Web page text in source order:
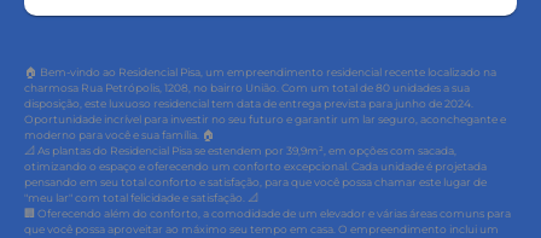
🏠 Bem-vindo ao Residencial Pisa, um empreendimento residencial recente localizado na
charmosa Rua Petrópolis, 1208, no bairro União. Com um total de 80 unidades a sua
disposição, este luxuoso residencial tem data de entrega prevista para junho de 2024.
Oportunidade incrível para investir no seu futuro e garantir um lar seguro, aconchegante e
moderno para você e sua família. 🏠
📐 As plantas do Residencial Pisa se estendem por 39,9m², em opções com sacada,
otimizando o espaço e oferecendo um conforto excepcional. Cada unidade é projetada
pensando em seu total conforto e satisfação, para que você possa chamar este lugar de
"meu lar" com total felicidade e satisfação. 📐
🏢 Oferecendo além do conforto, a comodidade de um elevador e várias áreas comuns para
que você possa aproveitar ao máximo seu tempo em casa. O empreendimento inclui um